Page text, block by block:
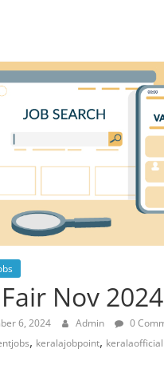
Nov 2024
6, 2024 Admin
0
, keralajobpoint,